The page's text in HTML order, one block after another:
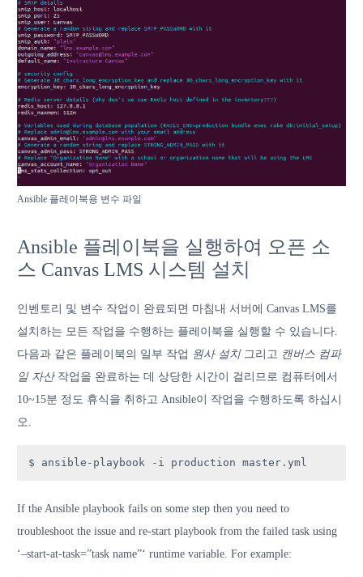
Ansible 플레이북용 변수 파일
Ansible 플레이북을 실행하여 오픈 소
스 Canvas LMS 시스템 설치
인벤토리 및 변수 작업이 완료되면 마침내 서버에 Canvas LMS를
설치하는 모든 작업을 수행하는 플레이북을 실행할 수 있습니다.
다음과 같은 플레이북의 일부 작업 원사 설치그리고 캔버스 컴파
일 자산 작업을 완료하는 데 상당한 시간이 걸리므로 컴퓨터에서
10~15분 정도 휴식을 취하고 Ansible이 작업을 수행하도록 하십시
오.
$ ansible-playbook -i production master.yml
If the Ansible playbook fails on some step then you need to
troubleshoot the issue and re-start playbook from the failed task using
‘–start-at-task=”task name”‘ runtime variable. For example: